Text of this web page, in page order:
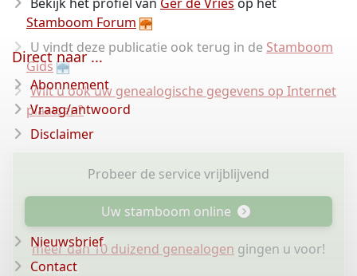
Stamboom Forum
U vindt deze publicatie ook terug in de Stamboom
Gids
Wilt u ook uw genealogische gegevens op Internet
plaatsen?
Probeer de service vrijblijvend
Uw stamboom online
meer dan 10 duizend genealogen gingen u voor!
Direct naar ...
Abonnement
Vraag/antwoord
Disclaimer
Nieuwsbrief
Contact